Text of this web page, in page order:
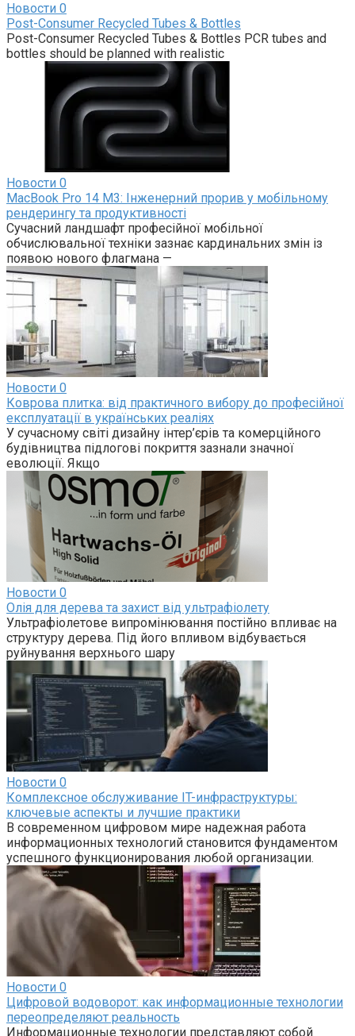
Новости 0
Post-Consumer Recycled Tubes & Bottles
Post-Consumer Recycled Tubes & Bottles PCR tubes and
bottles should be planned with realistic
Новости 0
MacBook Pro 14 M3: Інженерний прорив у мобільному
рендерингу та продуктивності
Сучасний ландшафт професійної мобільної
обчислювальної техніки зазнає кардинальних змін із
появою нового флагмана —
Новости 0
Коврова плитка: від практичного вибору до професійної
експлуатації в українських реаліях
У сучасному світі дизайну інтер’єрів та комерційного
будівництва підлогові покриття зазнали значної
еволюції. Якщо
Новости 0
Олія для дерева та захист від ультрафіолету
Ультрафіолетове випромінювання постійно впливає на
структуру дерева. Під його впливом відбувається
руйнування верхнього шару
Новости 0
Комплексное обслуживание IT-инфраструктуры:
ключевые аспекты и лучшие практики
В современном цифровом мире надежная работа
информационных технологий становится фундаментом
успешного функционирования любой организации.
Новости 0
Цифровой водоворот: как информационные технологии
переопределяют реальность
Информационные технологии представляют собой